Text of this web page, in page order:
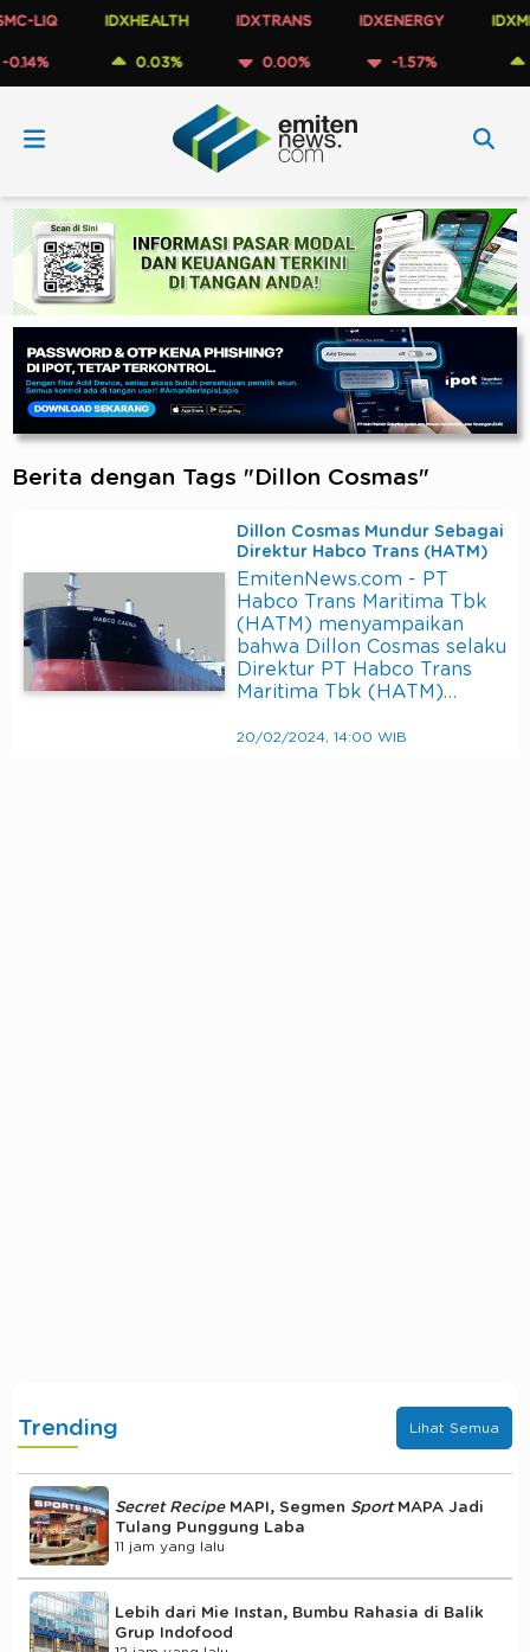
LIQ IDXHEALTH
0.03%
IDXTRANS
0.00%
IDXENERGY
-1.57%
Berita dengan Tags "Dillon Cosmas"
Dillon Cosmas Mundur Sebagai
Direktur Habco Trans (HATM)
EmitenNews.com - PT
Habco Trans Maritima Tbk
(HATM) menyampaikan
bahwa Dillon Cosmas selaku
Direktur PT Habco Trans
Maritima Tbk (HATM)…
20/02/2024, 14:00 WIB
Trending Lihat Semua
Secret RecipeMAPI, Segmen Sport MAPA Jadi
Tulang Punggung Laba
11 jam yang lalu
Lebih dari Mie Instan, Bumbu Rahasia di Balik
Grup Indofood